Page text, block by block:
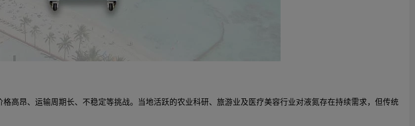
高昂、运输周期长、不稳定等挑战。当地活跃的农业科研、旅游业及医疗美容行业对液氮存在持续需求，但传统